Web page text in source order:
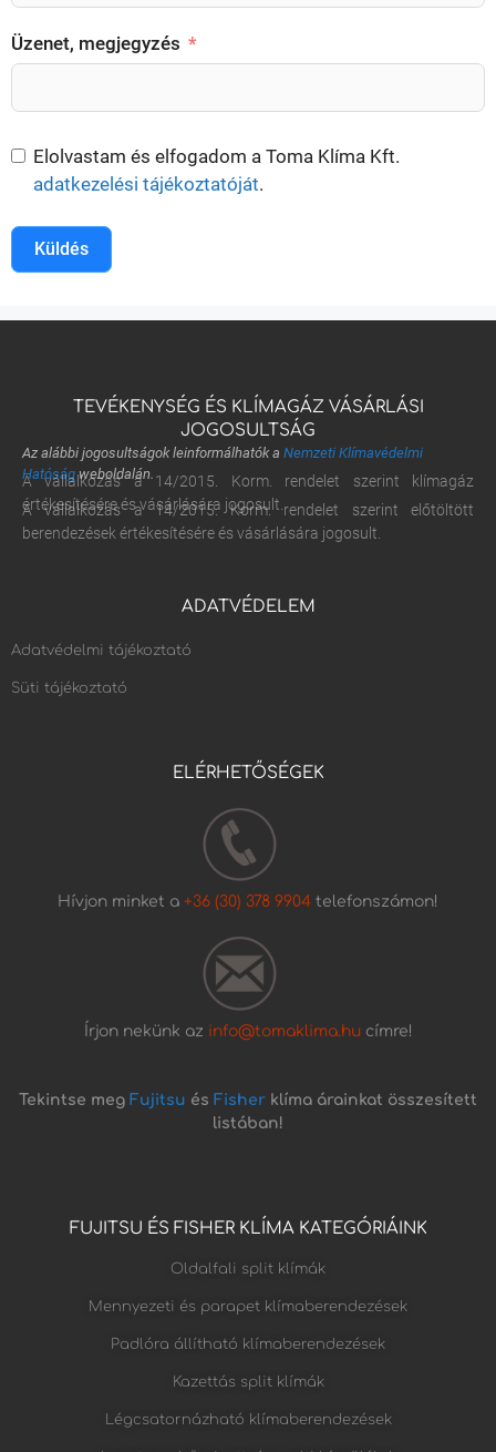
Üzenet, megjegyzés
Elolvastam és elfogadom a Toma Klíma Kft.
adatkezelési tájékoztatóját.
Küldés
TEVÉKENYSÉG ÉS KLÍMAGÁZ VÁSÁRLÁSI
JOGOSULTSÁG
Az alábbi jogosultságok leinformálhatók a Nemzeti Klímavédelmi
Hatóságweboldalán.
A vállalkozás a 14/2015. Korm. rendelet szerint klímagáz
értékesítésére és vásárlására jogosult.
A vállalkozás a 14/2015. Korm. rendelet szerint előtöltött
berendezések értékesítésére és vásárlására jogosult.
ADATVÉDELEM
Adatvédelmi tájékoztató
Süti tájékoztató
ELÉRHETŐSÉGEK
Hívjon minket a +36 (30) 378 9904 telefonszámon!
Írjon nekünk az info@tomaklima.hucímre!
Tekintse meg Fujitsu és Fisher klíma árainkat összesített
listában!
FUJITSU ÉS FISHER KLÍMA KATEGÓRIÁINK
Oldalfali split klímák
Mennyezeti és parapet klímaberendezések
Padlóra állítható klímaberendezések
Kazettás split klímák
Légcsatornázható klímaberendezések